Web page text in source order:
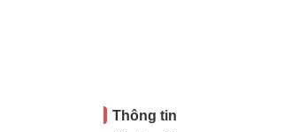
Thông tin